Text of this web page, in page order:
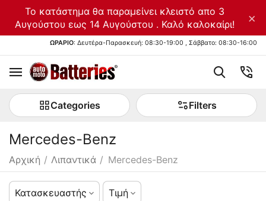
Το κατάστημα θα παραμείνει κλειστό απο 3
Αυγούστου εως 14 Αυγούστου . Καλό καλοκαίρι!
×
ΩΡΑΡΙΟ: Δευτέρα-Παρασκευή: 08:30-19:00 , Σάββατο: 08:30-16:00
Categories Filters
Mercedes-Benz
Αρχική / Λιπαντικά / Mercedes-Benz
Κατασκευαστής Τιμή